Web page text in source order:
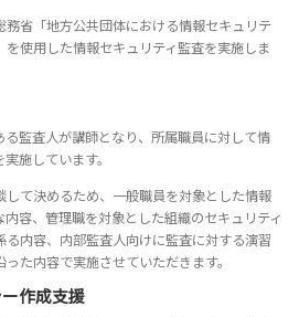
省「地方公共団体における情報セキュリテ
使用した情報セキュリティ監査を実施しま
監査人が講師となり、所属職員に対して情
施しています。
て決めるため、一般職員を対象とした情報
容、管理職を対象とした組織のセキュリティ
内容、内部監査人向けに監査に対する演習
た内容で実施させていただきます。
作成支援